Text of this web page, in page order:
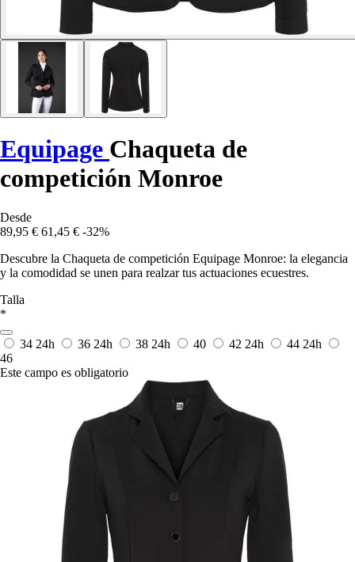
Equipage Chaqueta de
competición Monroe
Desde
89,95 € 61,45 € -32%
Descubre la Chaqueta de competición Equipage Monroe: la elegancia
y la comodidad se unen para realzar tus actuaciones ecuestres.
Talla
*
34 24h 36 24h 38 24h 40 42 24h 44 24h
46
Este campo es obligatorio